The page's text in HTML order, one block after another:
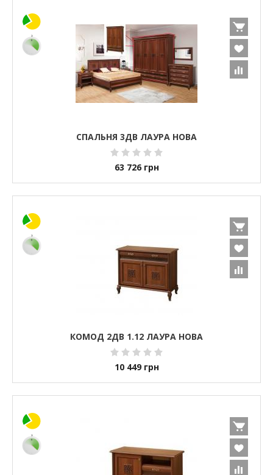
СПАЛЬНЯ 3ДВ ЛАУРА НОВА
63 726 грн
КОМОД 2ДВ 1.12 ЛАУРА НОВА
10 449 грн